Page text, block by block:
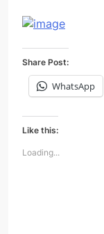
Share Post:
WhatsApp
Like this:
Loading...